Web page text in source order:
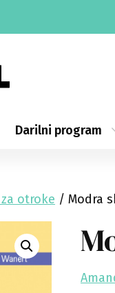
Darilni program
otroke / Modra